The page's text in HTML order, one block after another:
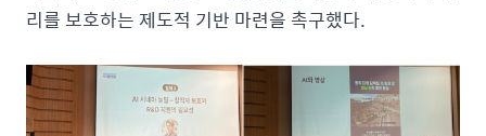
리를 보호하는 제도적 기반 마련을 촉구했다.